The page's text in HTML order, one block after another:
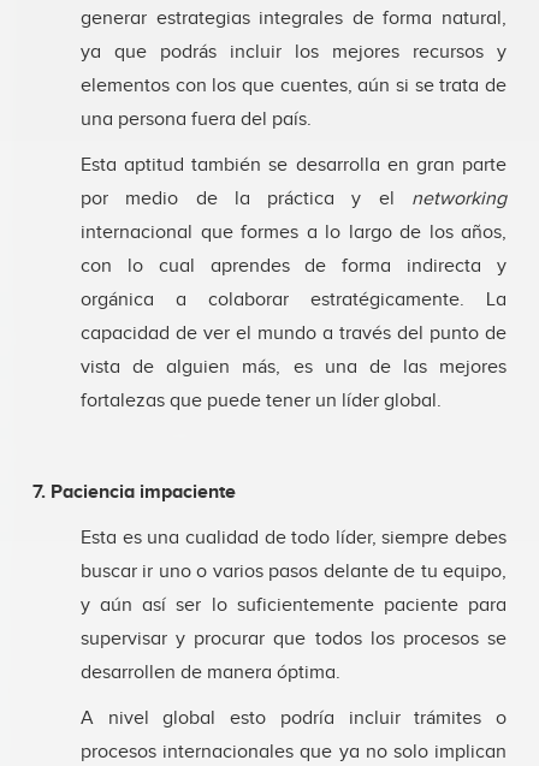
generar estrategias integrales de forma natural,
ya que podrás incluir los mejores recursos y
elementos con los que cuentes, aún si se trata de
una persona fuera del país.
Esta aptitud también se desarrolla en gran parte
por medio de la práctica y el networking
internacional que formes a lo largo de los años,
con lo cual aprendes de forma indirecta y
orgánica a colaborar estratégicamente. La
capacidad de ver el mundo a través del punto de
vista de alguien más, es una de las mejores
fortalezas que puede tener un líder global.
7. Paciencia impaciente
Esta es una cualidad de todo líder, siempre debes
buscar ir uno o varios pasos delante de tu equipo,
y aún así ser lo suficientemente paciente para
supervisar y procurar que todos los procesos se
desarrollen de manera óptima.
A nivel global esto podría incluir trámites o
procesos internacionales que ya no solo implican